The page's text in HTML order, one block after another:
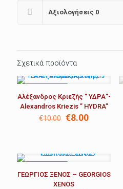
Αξιολογήσεις 0
Σχετικά προϊόντα
Αλέξανδρος Κριεζής ” ΥΔΡΑ”-
Alexandros Kriezis ” HYDRA”
€10.00 Original
€8.00Η
€8.00.
ΓΕΩΡΓΙΟΣ ΞΕΝΟΣ – GEORGIOS
XENOS